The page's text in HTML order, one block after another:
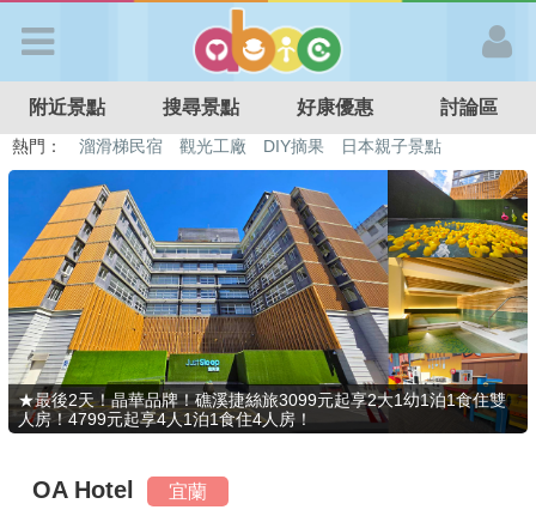
APP登入
首 頁
搜尋景點
好康優惠
最新消息
最新留言
附近景點 搜尋景點 好康優惠 討論區
熱門： 特色遊戲場 親子住房優惠 台北親子餐廳
溫泉泡湯SPA
溜滑梯民宿
觀光工廠 DIY摘果 日本親子景點
★最後2天！晶華品牌！礁溪捷絲旅3099元起享2大1幼1泊1食住雙
人房！4799元起享4人1泊1食住4人房！
OA Hotel 宜蘭